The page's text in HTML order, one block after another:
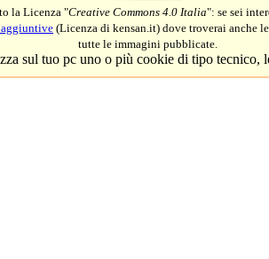
la Licenza "Creative Commons 4.0 Italia": se sei
(Licenza di kensan.it) dove troverai anche
tutte le immagini pubblicate.
sul tuo pc uno o più cookie di tipo tecnico,